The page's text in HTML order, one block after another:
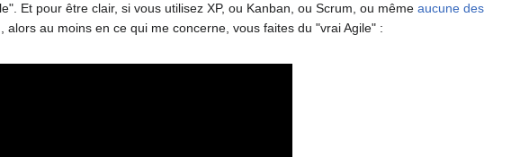
Et pour être clair, si vous utilisez XP, ou Kanban, ou Scrum, ou même aucune des
, alors au moins en ce qui me concerne, vous faites du "vrai Agile" :